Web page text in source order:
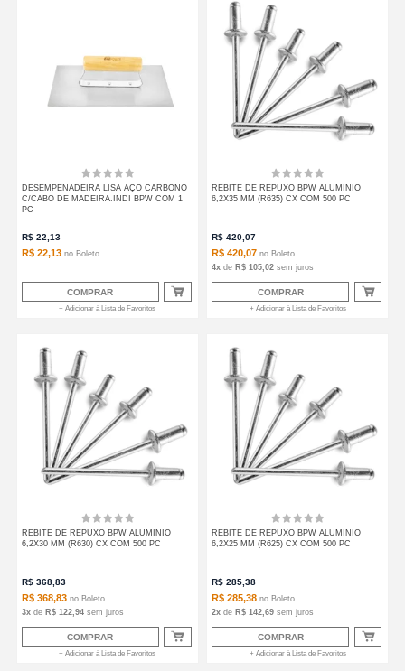
DESEMPENADEIRA LISA AÇO CARBONO
C/CABO DE MADEIRA.INDI BPW COM 1
PC
R$ 22,13
R$ 22,13 no Boleto
COMPRAR
+ Adicionar à Lista de Favoritos
REBITE DE REPUXO BPW ALUMINIO
6,2X35 MM (R635) CX COM 500 PC
R$ 420,07
R$ 420,07 no Boleto
4x de R$ 105,02 sem juros
COMPRAR
+ Adicionar à Lista de Favoritos
REBITE DE REPUXO BPW ALUMINIO
6,2X30 MM (R630) CX COM 500 PC
R$ 368,83
R$ 368,83 no Boleto
3x de R$ 122,94 sem juros
COMPRAR
+ Adicionar à Lista de Favoritos
REBITE DE REPUXO BPW ALUMINIO
6,2X25 MM (R625) CX COM 500 PC
R$ 285,38
R$ 285,38 no Boleto
2x de R$ 142,69 sem juros
COMPRAR
+ Adicionar à Lista de Favoritos